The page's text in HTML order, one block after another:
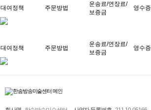
대여정책 주문방법
운송료/연장료/
보증금
영수증
대여정책 주문방법
운송료/연장료/
보증금
영수증